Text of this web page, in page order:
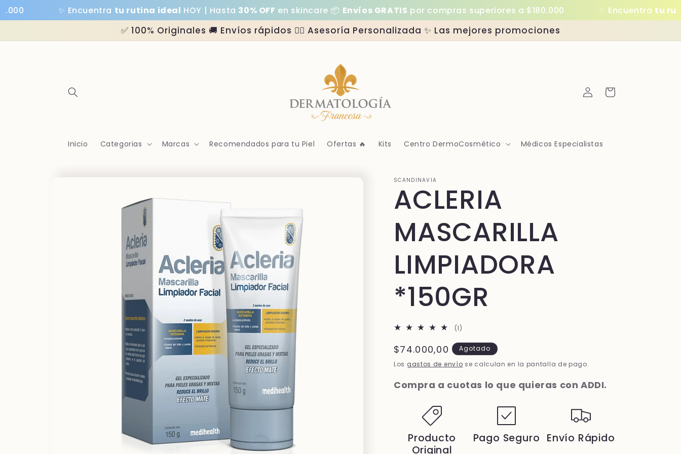
✨ Encuentratu rutina ideal HOY | Hasta30% OFFen skincare 📦Envíos GRATISpor compras superiores a $180.000 ✨ Encuentratu rutina
directamente
al contenido
✅ 100% Originales 🚚 Envíos rápidos 👩‍⚕️ Asesoría Personalizada ✨ Las mejores promociones
Inicio Categorias Marcas Recomendados para tu Piel Ofertas 🔥 Kits Centro DermoCosmético Médicos Especialistas
Iniciar
sesión
Carrito
SCANDINAVIA
ACLERIA
MASCARILLA
LIMPIADORA
*150GR
(1)
totales
Precio
habitual
$74.000,00
Agotado
Los gastos de envío se calculan en la pantalla de pago.
Compra a cuotas lo que quieras con ADDI.
Producto
Original
Pago Seguro Envío Rápido